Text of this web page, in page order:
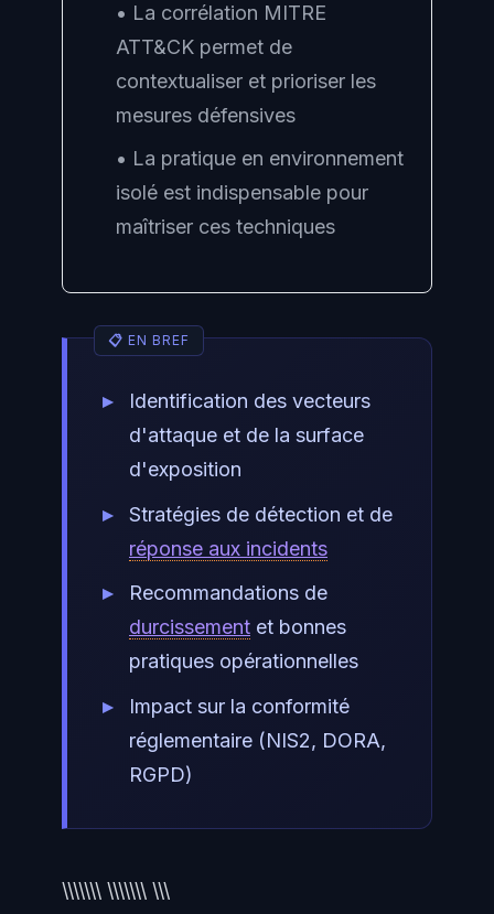
• La corrélation MITRE
ATT&CK permet de
contextualiser et prioriser les
mesures défensives
• La pratique en environnement
isolé est indispensable pour
maîtriser ces techniques
Identification des vecteurs
d'attaque et de la surface
d'exposition
Stratégies de détection et de
réponse aux incidents
Recommandations de
durcissement et bonnes
pratiques opérationnelles
Impact sur la conformité
réglementaire (NIS2, DORA,
RGPD)
\\\\\\\ \\\\\\\ \\\